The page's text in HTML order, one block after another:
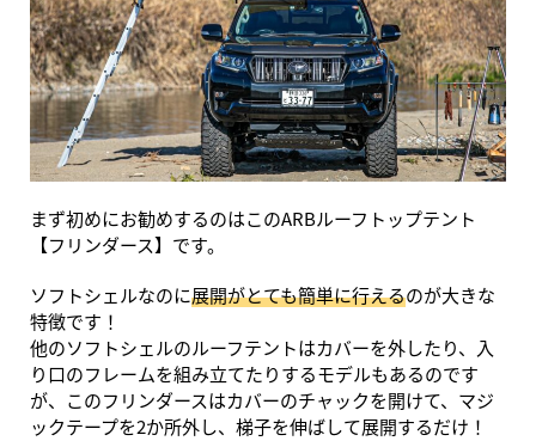
まず初めにお勧めするのはこのARBルーフトップテント
【フリンダース】です。
ソフトシェルなのに展開がとても簡単に行えるのが大きな
特徴です！
他のソフトシェルのルーフテントはカバーを外したり、入
り口のフレームを組み立てたりするモデルもあるのです
が、このフリンダースはカバーのチャックを開けて、マジ
ックテープを2か所外し、梯子を伸ばして展開するだけ！